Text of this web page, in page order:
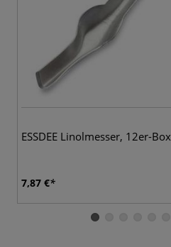
ESSDEE Linolmesser, 12er-Box
7,87 €